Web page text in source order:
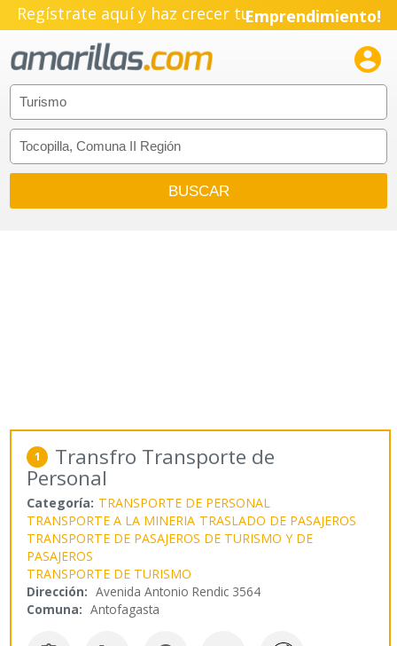
Regístrate aquí y haz crecer tuEmprendimiento!

1 Transfro Transporte de
Personal
Categoría: TRANSPORTE DE PERSONAL
TRANSPORTE A LA MINERIA TRASLADO DE PASAJEROS
TRANSPORTE DE PASAJEROS DE TURISMO Y DE
PASAJEROS
TRANSPORTE DE TURISMO
Dirección: Avenida Antonio Rendic 3564
Comuna: Antofagasta